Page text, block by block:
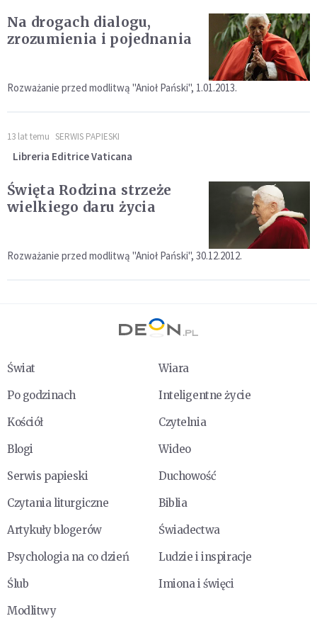
Na drogach dialogu,
zrozumienia i pojednania
Rozważanie przed modlitwą "Anioł Pański", 1.01.2013.
13 lat temu SERWIS PAPIESKI
Libreria Editrice Vaticana
Święta Rodzina strzeże
wielkiego daru życia
Rozważanie przed modlitwą "Anioł Pański", 30.12.2012.
Świat
Wiara
Po godzinach
Inteligentne życie
Kościół
Czytelnia
Blogi
Wideo
Serwis papieski
Duchowość
Czytania liturgiczne
Biblia
Artykuły blogerów
Świadectwa
Psychologia na co dzień
Ludzie i inspiracje
Ślub
Imiona i święci
Modlitwy